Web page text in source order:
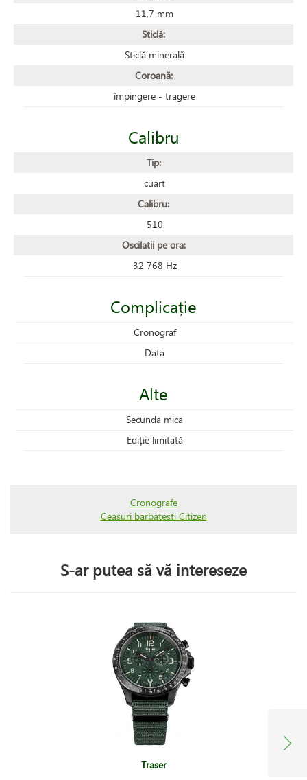
11,7 mm
Sticlă:
Sticlă minerală
Coroană:
împingere - tragere
Calibru
Tip:
cuart
Calibru:
510
Oscilatii pe ora:
32 768 Hz
Complicație
Cronograf
Data
Alte
Secunda mica
Ediție limitată
Cronografe
Ceasuri barbatesti Citizen
S-ar putea să vă intereseze
Traser